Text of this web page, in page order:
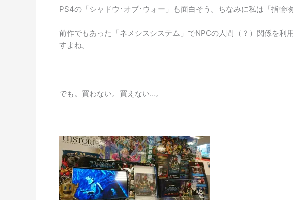
PS4の「シャドウ･オブ･ウォー」も面白そう。ちなみに私は「指輪
前作でもあった「ネメシスシステム」でNPCの人間（？）関係を利
すよね。
でも。買わない。買えない…。